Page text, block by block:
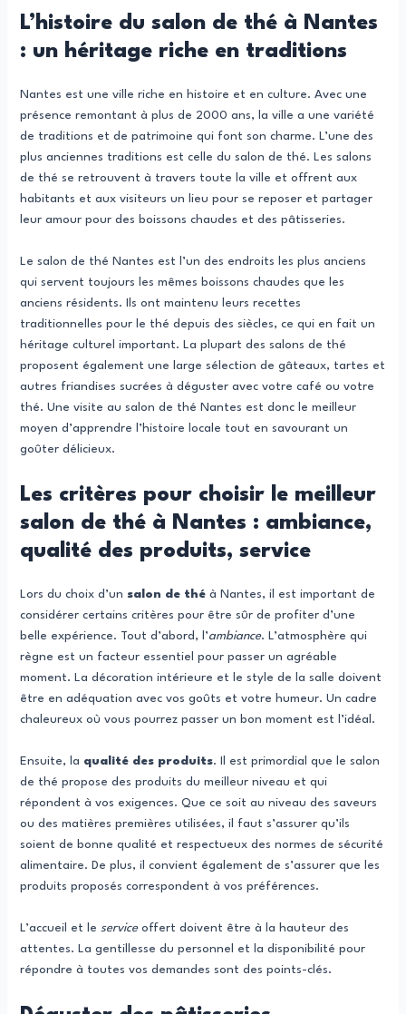
L’histoire du salon de thé à Nantes
: un héritage riche en traditions
Nantes est une ville riche en histoire et en culture. Avec une
présence remontant à plus de 2000 ans, la ville a une variété
de traditions et de patrimoine qui font son charme. L’une des
plus anciennes traditions est celle du salon de thé. Les salons
de thé se retrouvent à travers toute la ville et offrent aux
habitants et aux visiteurs un lieu pour se reposer et partager
leur amour pour des boissons chaudes et des pâtisseries.
Le salon de thé Nantes est l’un des endroits les plus anciens
qui servent toujours les mêmes boissons chaudes que les
anciens résidents. Ils ont maintenu leurs recettes
traditionnelles pour le thé depuis des siècles, ce qui en fait un
héritage culturel important. La plupart des salons de thé
proposent également une large sélection de gâteaux, tartes et
autres friandises sucrées à déguster avec votre café ou votre
thé. Une visite au salon de thé Nantes est donc le meilleur
moyen d’apprendre l’histoire locale tout en savourant un
goûter délicieux.
Les critères pour choisir le meilleur
salon de thé à Nantes : ambiance,
qualité des produits, service
Lors du choix d’un salon de thé à Nantes, il est important de
considérer certains critères pour être sûr de profiter d’une
belle expérience. Tout d’abord, l’ambiance. L’atmosphère qui
règne est un facteur essentiel pour passer un agréable
moment. La décoration intérieure et le style de la salle doivent
être en adéquation avec vos goûts et votre humeur. Un cadre
chaleureux où vous pourrez passer un bon moment est l’idéal.
Ensuite, la qualité des produits. Il est primordial que le salon
de thé propose des produits du meilleur niveau et qui
répondent à vos exigences. Que ce soit au niveau des saveurs
ou des matières premières utilisées, il faut s’assurer qu’ils
soient de bonne qualité et respectueux des normes de sécurité
alimentaire. De plus, il convient également de s’assurer que les
produits proposés correspondent à vos préférences.
L’accueil et leserviceoffert doivent être à la hauteur des
attentes. La gentillesse du personnel et la disponibilité pour
répondre à toutes vos demandes sont des points-clés.